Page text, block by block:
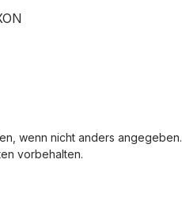
, wenn nicht anders angegeben.
vorbehalten.